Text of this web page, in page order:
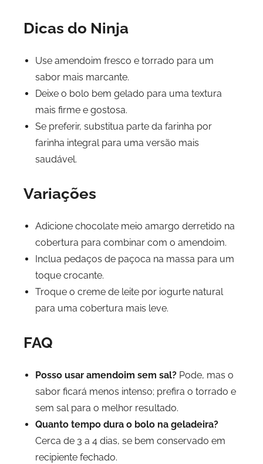
Dicas do Ninja
Use amendoim fresco e torrado para um
sabor mais marcante.
Deixe o bolo bem gelado para uma textura
mais firme e gostosa.
Se preferir, substitua parte da farinha por
farinha integral para uma versão mais
saudável.
Variações
Adicione chocolate meio amargo derretido na
cobertura para combinar com o amendoim.
Inclua pedaços de paçoca na massa para um
toque crocante.
Troque o creme de leite por iogurte natural
para uma cobertura mais leve.
FAQ
Posso usar amendoim sem sal? Pode, mas o
sabor ficará menos intenso; prefira o torrado e
sem sal para o melhor resultado.
Quanto tempo dura o bolo na geladeira?
Cerca de 3 a 4 dias, se bem conservado em
recipiente fechado.